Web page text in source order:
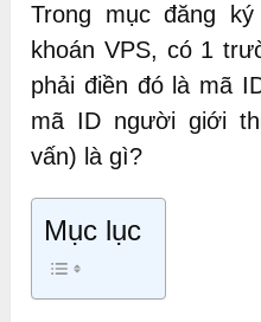
Trong mục đăng
khoán VPS, có 1
phải điền đó là mã
mã ID người giới
vấn) là gì?
Mục lục